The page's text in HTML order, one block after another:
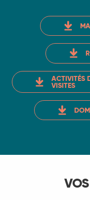
ACTIVITÉS
VISITES